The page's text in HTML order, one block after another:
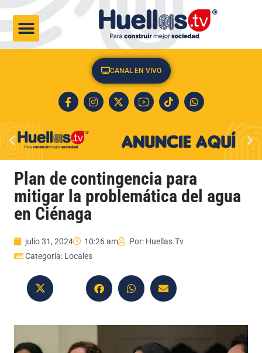
CANAL EN VIVO
Plan de contingencia para
mitigar la problemática del agua
en Ciénaga
julio 31, 2024 10:26 am Por: Huellas.Tv
Categoría: Locales